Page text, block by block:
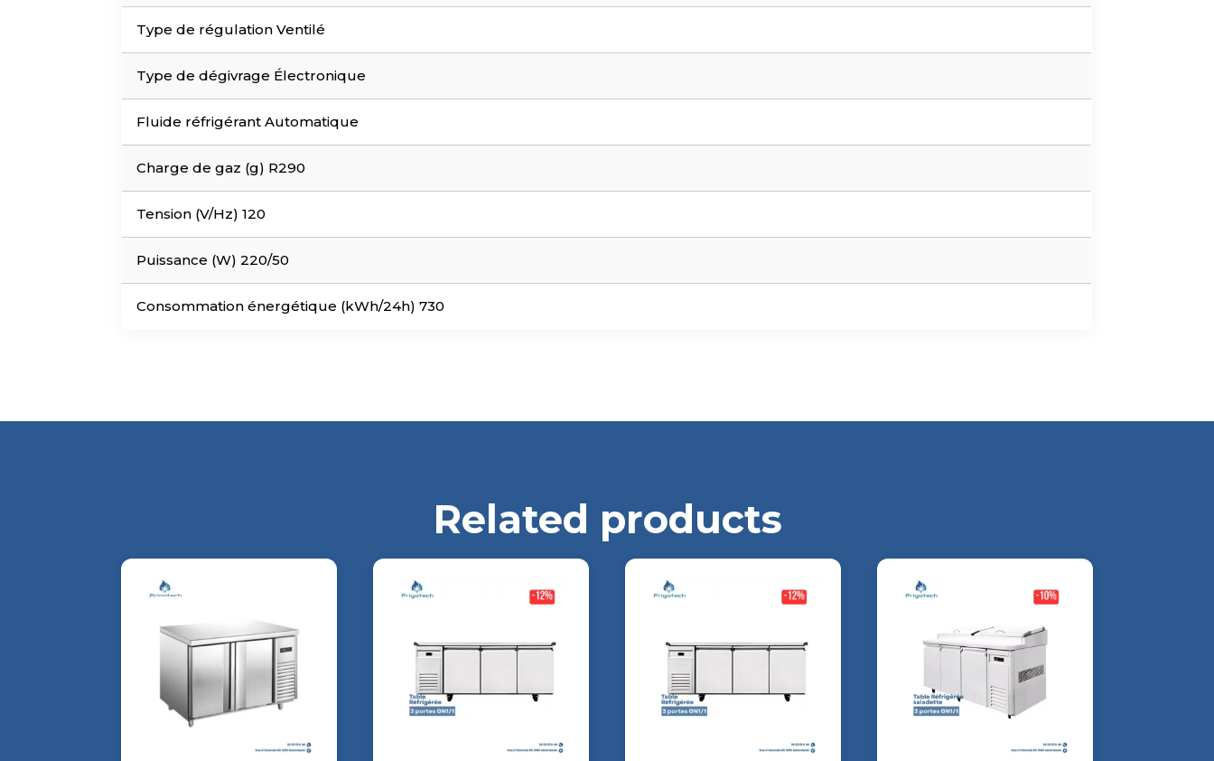
Type de régulation Ventilé
Type de dégivrage Électronique
Fluide réfrigérant Automatique
Charge de gaz (g) R290
Tension (V/Hz) 120
Puissance (W) 220/50
Consommation énergétique (kWh/24h) 730
Related products